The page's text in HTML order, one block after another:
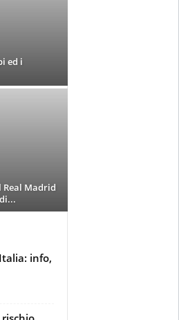
ed i
Real Madrid
info,